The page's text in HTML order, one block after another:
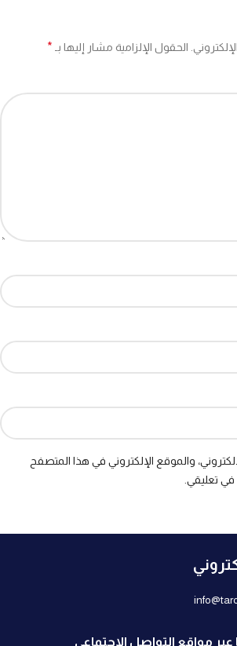
الحقول الإلزامية مشار إليها بـ *
والموقع الإلكتروني في هذا المتصفح
في تعليقي.
مواقع التواصل الاجتماعي